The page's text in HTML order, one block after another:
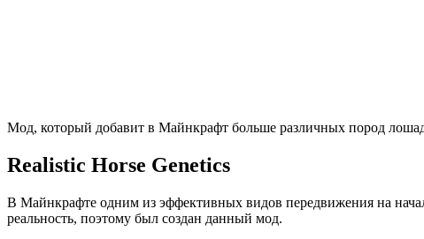
Мод, который добавит в Майнкрафт больше различных пород
Realistic Horse Genetics
В Майнкрафте одним из эффективных видов передвижения на
реальность, поэтому был создан данный мод.